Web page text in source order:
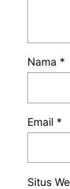
Nama *
Email *
Situs